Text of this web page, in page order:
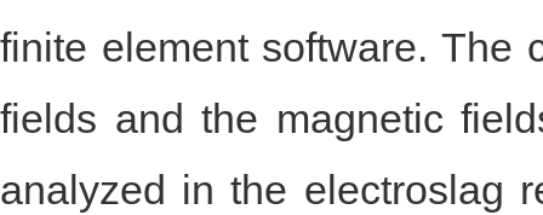
finite element software. The
fields and the magnetic
analyzed in the electroslag